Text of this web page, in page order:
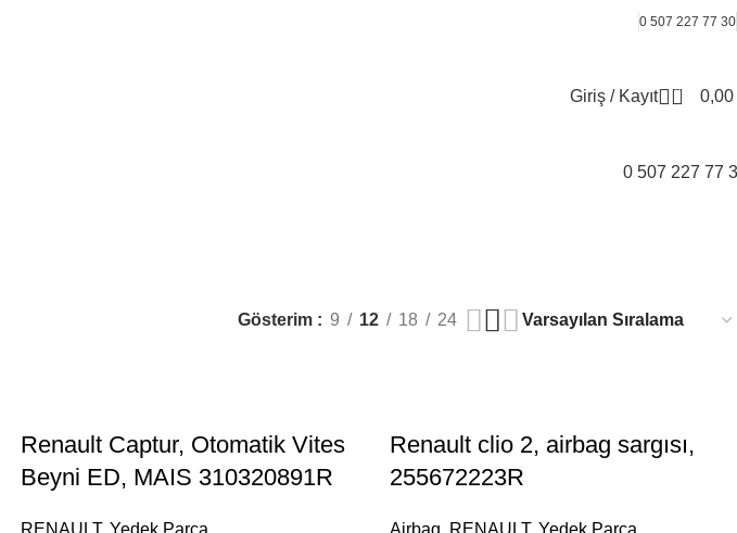
0 507 227 77 30
Giriş / Kayıt 0 0,00
0 507 227 77
Gösterim 9 12 18 24
Renault Captur, Otomatik Vites
Beyni ED, MAIS 310320891R
Renault clio 2, airbag sargısı,
255672223R